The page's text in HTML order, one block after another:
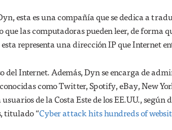
esta es una compañía que se dedica a
que las computadoras pueden leer, de forma
representa una dirección IP que Internet
del Internet. Además, Dyn se encarga de
como Twitter, Spotify, eBay, New
de la Costa Este de los EE.UU., según
titulado “Cyber attack hits hundreds of